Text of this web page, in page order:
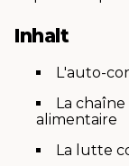
Inhalt
L'auto-
La
alimentaire
La lutte